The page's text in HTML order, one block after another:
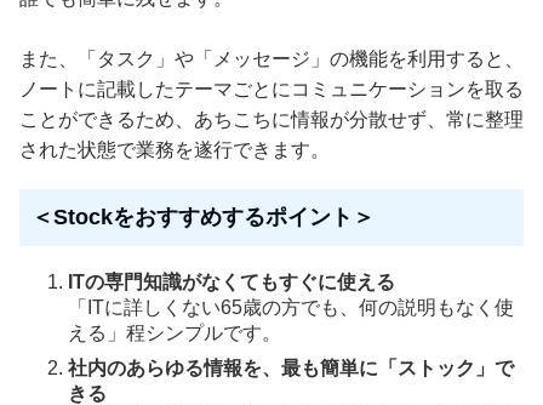
また、「タスク」や「メッセージ」の機能を利用すると、
ノートに記載したテーマごとにコミュニケーションを取る
ことができるため、あちこちに情報が分散せず、常に整理
された状態で業務を遂行できます。
＜Stockをおすすめするポイント＞
ITの専門知識がなくてもすぐに使える
「ITに詳しくない65歳の方でも、何の説明もなく使
える」程シンプルです。
社内のあらゆる情報を、最も簡単に「ストック」で
きる